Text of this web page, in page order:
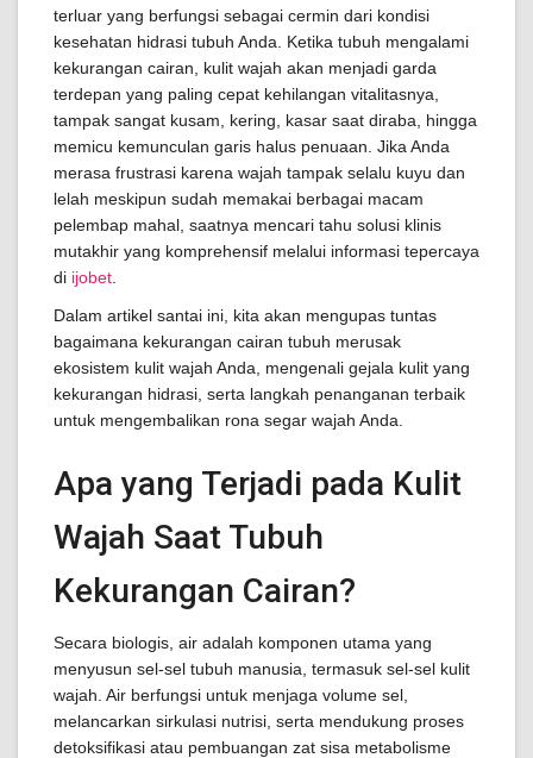
terluar yang berfungsi sebagai cermin dari kondisi
kesehatan hidrasi tubuh Anda. Ketika tubuh mengalami
kekurangan cairan, kulit wajah akan menjadi garda
terdepan yang paling cepat kehilangan vitalitasnya,
tampak sangat kusam, kering, kasar saat diraba, hingga
memicu kemunculan garis halus penuaan. Jika Anda
merasa frustrasi karena wajah tampak selalu kuyu dan
lelah meskipun sudah memakai berbagai macam
pelembap mahal, saatnya mencari tahu solusi klinis
mutakhir yang komprehensif melalui informasi tepercaya
di ijobet
Dalam artikel santai ini, kita akan mengupas tuntas
bagaimana kekurangan cairan tubuh merusak
ekosistem kulit wajah Anda, mengenali gejala kulit yang
kekurangan hidrasi, serta langkah penanganan terbaik
untuk mengembalikan rona segar wajah Anda.
Apa yang Terjadi pada Kulit
Wajah Saat Tubuh
Kekurangan Cairan?
Secara biologis, air adalah komponen utama yang
menyusun sel-sel tubuh manusia, termasuk sel-sel kulit
wajah. Air berfungsi untuk menjaga volume sel,
melancarkan sirkulasi nutrisi, serta mendukung proses
detoksifikasi atau pembuangan zat sisa metabolisme